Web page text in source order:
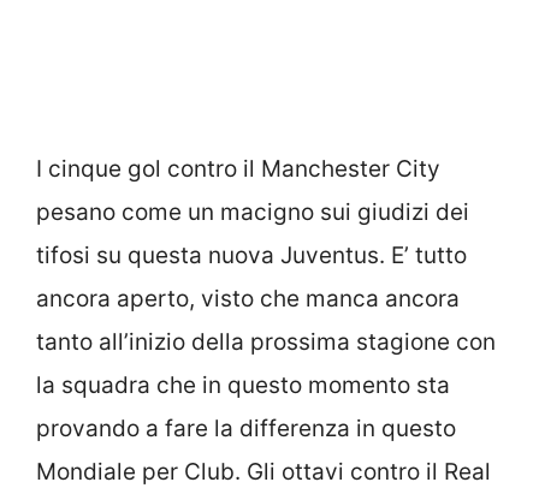
I cinque gol contro il Manchester City
pesano come un macigno sui giudizi dei
tifosi su questa nuova Juventus. E’ tutto
ancora aperto, visto che manca ancora
tanto all’inizio della prossima stagione con
la squadra che in questo momento sta
provando a fare la differenza in questo
Mondiale per Club. Gli ottavi contro il Real